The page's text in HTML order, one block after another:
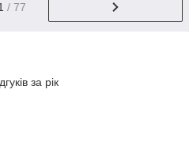
/ 77
за рік